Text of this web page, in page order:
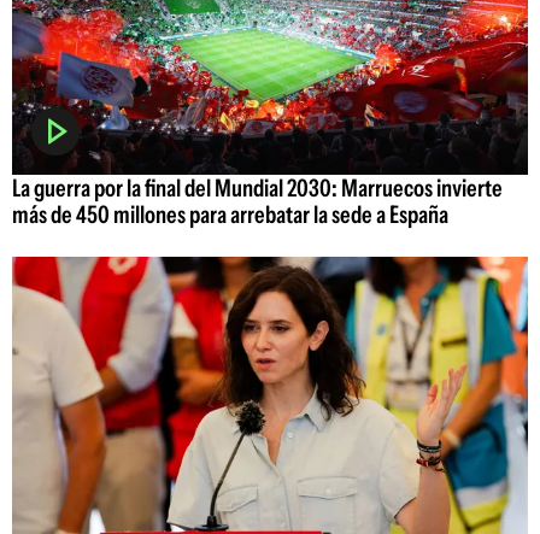
La guerra por la final del Mundial 2030: Marruecos invierte
más de 450 millones para arrebatar la sede a España